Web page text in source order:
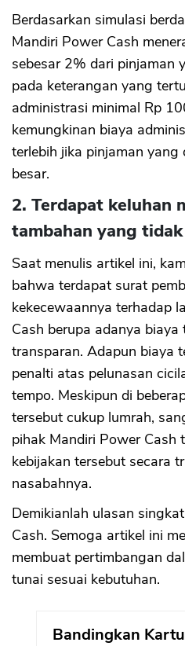
Berdasarkan simulasi
Mandiri Power Cash
sebesar 2% dari pinjaman
pada keterangan yang
administrasi minimal Rp
kemungkinan biaya
terlebih jika pinjaman
besar.
2. Terdapat keluhan
tambahan yang
Saat menulis artikel ini,
bahwa terdapat surat
kekecewaannya terhadap
Cash berupa adanya
transparan. Adapun biaya
penalti atas pelunasan
tempo. Meskipun di
tersebut cukup lumrah,
pihak Mandiri Power Cash
kebijakan tersebut secara
nasabahnya.
Demikianlah ulasan
Cash. Semoga artikel ini
membuat pertimbangan
tunai sesuai kebutuhan.
Bandingkan